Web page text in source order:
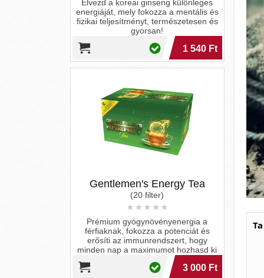
Gentlemen's Energy Tea
(20 filter)
Prémium gyógynövényenergia a
férfiaknak, fokozza a potenciát és
3 000 Ft